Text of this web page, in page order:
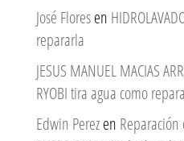
José Floresen
repararla
JESUS MANUEL MACIAS
RYOBI tira agua como
Edwin Perezen Reparación